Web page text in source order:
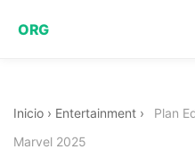
ORG
Inicio › Entertainment ›
Plan
Marvel 2025